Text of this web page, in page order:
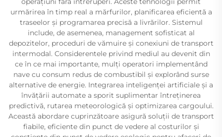
urmărirea în timp real a mărfurilor, planificarea eficientă a
traseelor și programarea precisă a livrărilor. Sistemul
include, de asemenea, management sofisticat al
depozitelor, proceduri de vămuire și conexiuni de transport
intermodal. Considerentele privind mediul au devenit din
ce în ce mai importante, mulți operatori implementând
nave cu consum redus de combustibil și explorând surse
alternative de energie. Integrarea inteligenței artificiale și a
învățării automate a sporit suplimentar întreținerea
predictivă, rutarea meteorologică și optimizarea cargoului.
Această abordare cuprinzătoare asigură soluții de transport
fiabile, eficiente din punct de vedere al costurilor și